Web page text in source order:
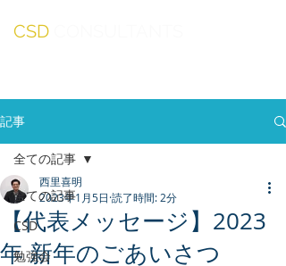
CSD
記事
全ての記事
CSD
勉強会
全ての記事
【代表メッセージ】2023
年 新年のごあいさつ
西里喜明
2023年1月5日 読了時間: 2分